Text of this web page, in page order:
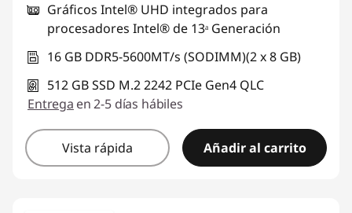
Gráficos Intel® UHD integrados para
procesadores Intel® de 13ᵃ Generación
16 GB DDR5-5600MT/s (SODIMM)(2 x 8 GB)
512 GB SSD M.2 2242 PCIe Gen4 QLC
Entrega en 2-5 días hábiles
Vista rápida Añadir al carrito